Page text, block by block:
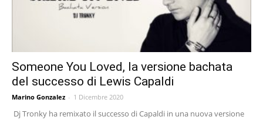
Someone You Loved, la versione bachata
del successo di Lewis Capaldi
Marino Gonzalez - 1 Dicembre 2020
Dj Tronky ha remixato il successo di Capaldi in una nuova versione